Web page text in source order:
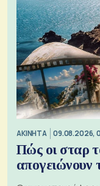
ΑΚΙΝΗΤΑ 09.08.2026,
Πώς οι σταρ
απογειώνουν